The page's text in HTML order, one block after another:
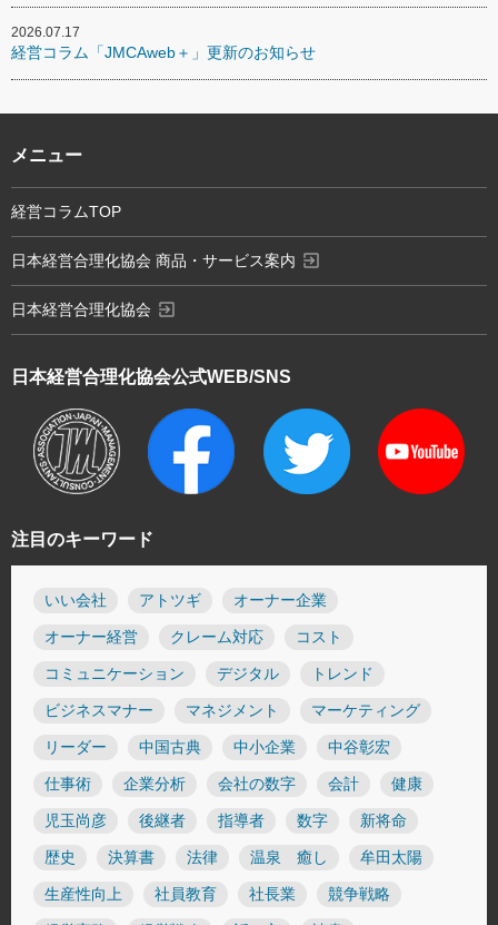
2026.07.17
経営コラム「JMCAweb＋」更新のお知らせ
注目のキーワード
いい会社 アトツギ オーナー企業
オーナー経営 クレーム対応 コスト
コミュニケーション デジタル トレンド
ビジネスマナー マネジメント マーケティング
リーダー 中国古典 中小企業 中谷彰宏
仕事術 企業分析 会社の数字 会計 健康
児玉尚彦 後継者 指導者 数字 新将命
歴史 決算書 法律 温泉 癒し 牟田太陽
生産性向上 社員教育 社長業 競争戦略
日本経営合理化協会公式WEB/SNS
メニュー
経営コラムTOP
日本経営合理化協会 商品・サービス案内 exit_to_app
日本経営合理化協会 exit_to_app